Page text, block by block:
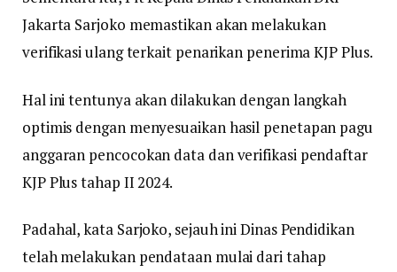
Jakarta Sarjoko memastikan akan melakukan
verifikasi ulang terkait penarikan penerima KJP Plus.
Hal ini tentunya akan dilakukan dengan langkah
optimis dengan menyesuaikan hasil penetapan pagu
anggaran pencocokan data dan verifikasi pendaftar
KJP Plus tahap II 2024.
Padahal, kata Sarjoko, sejauh ini Dinas Pendidikan
telah melakukan pendataan mulai dari tahap